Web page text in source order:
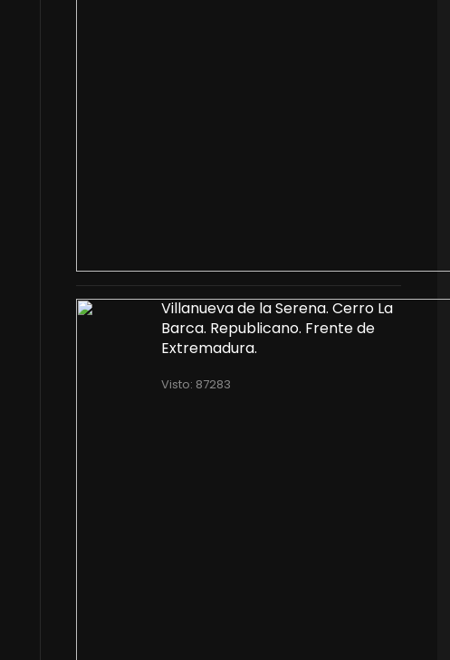
Villanueva de la Serena. Cerro La
Barca. Republicano. Frente de
Extremadura.
Visto: 87283